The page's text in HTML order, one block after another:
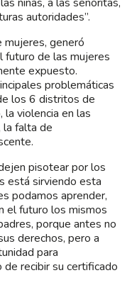
autoridades”.
mujeres, generó
de las mujeres
expuesto.
problemáticas
los 6 distritos de
la violencia en las
la falta de
pisotear por los
está sirviendo esta
podamos aprender,
el futuro los mismos
porque antes no
derechos, pero a
para
de recibir su certificado